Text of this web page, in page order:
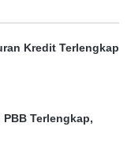
Kredit Terlengkap
Terlengkap,